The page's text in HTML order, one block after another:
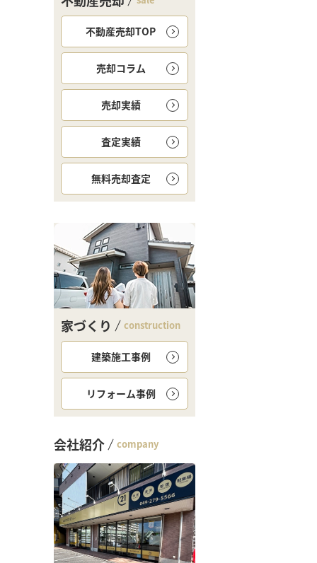
不動産売却TOP
売却コラム
売却実績
査定実績
無料売却査定
家づくり construction
建築施工事例
リフォーム事例
会社紹介 company